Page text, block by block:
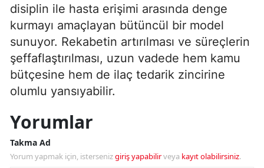
disiplin ile hasta erişimi arasında denge
kurmayı amaçlayan bütüncül bir model
sunuyor. Rekabetin artırılması ve süreçlerin
şeffaflaştırılması, uzun vadede hem kamu
bütçesine hem de ilaç tedarik zincirine
olumlu yansıyabilir.
Yorumlar
Takma Ad
Yorum yapmak için, istersenizgiriş yapabilirveya kayıt olabilirsiniz.